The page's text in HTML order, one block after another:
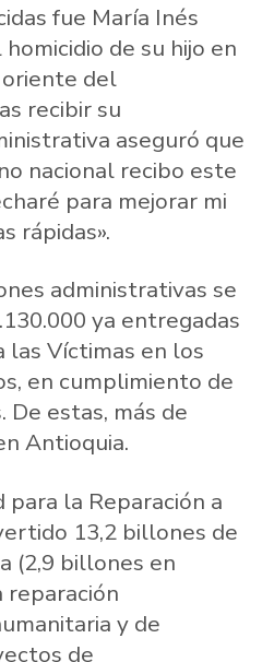
fue María Inés​
de su hijo en
oriente del
recibir su
aseguró que
nacional recibo este
para mejorar mi
rápidas».
administrativas se
ya entregadas
las Víctimas en los
en cumplimiento de
De estas, más de
Antioquia.
la Reparación a
13,2 billones de
(2,9 billones en
reparación
y de
de